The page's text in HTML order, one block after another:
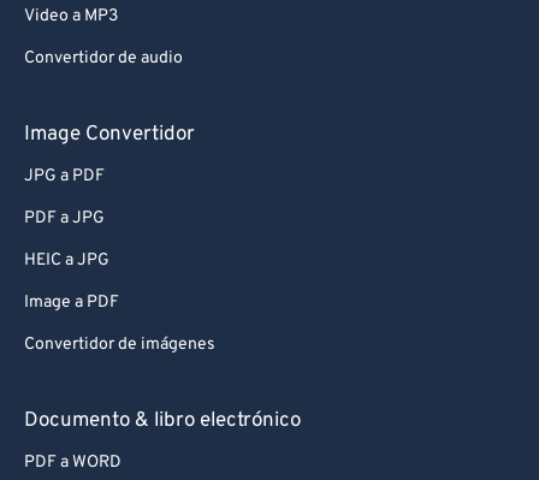
Video a MP3
Convertidor de audio
Image Convertidor
JPG a PDF
PDF a JPG
HEIC a JPG
Image a PDF
Convertidor de imágenes
Documento & libro electrónico
PDF a WORD